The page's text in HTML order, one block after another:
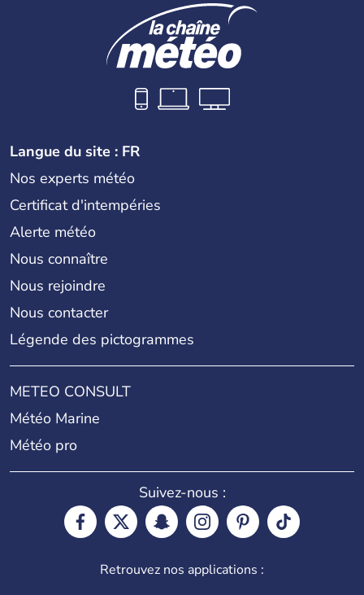
Langue du site : FR
Nos experts météo
Certificat d'intempéries
Alerte météo
Nous connaître
Nous rejoindre
Nous contacter
Légende des pictogrammes
METEO CONSULT
Météo Marine
Météo pro
Suivez-nous :
Retrouvez nos applications :